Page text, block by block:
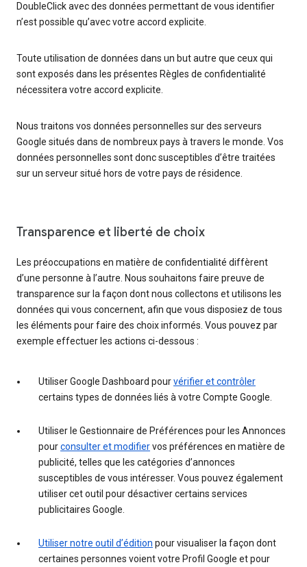
DoubleClick avec des données permettant de vous identifier
n’est possible qu’avec votre accord explicite.
Toute utilisation de données dans un but autre que ceux qui
sont exposés dans les présentes Règles de confidentialité
nécessitera votre accord explicite.
Nous traitons vos données personnelles sur des serveurs
Google situés dans de nombreux pays à travers le monde. Vos
données personnelles sont donc susceptibles d’être traitées
sur un serveur situé hors de votre pays de résidence.
Transparence et liberté de choix
Les préoccupations en matière de confidentialité diffèrent
d’une personne à l’autre. Nous souhaitons faire preuve de
transparence sur la façon dont nous collectons et utilisons les
données qui vous concernent, afin que vous disposiez de tous
les éléments pour faire des choix informés. Vous pouvez par
exemple effectuer les actions ci-dessous :
Utiliser Google Dashboard pourvérifier et contrôler
certains types de données liés à votre Compte Google.
Utiliser le Gestionnaire de Préférences pour les Annonces
pourconsulter et modifiervos préférences en matière de
publicité, telles que les catégories d’annonces
susceptibles de vous intéresser. Vous pouvez également
utiliser cet outil pour désactiver certains services
publicitaires Google.
Utiliser notre outil d’édition pour visualiser la façon dont
certaines personnes voient votre Profil Google et pour